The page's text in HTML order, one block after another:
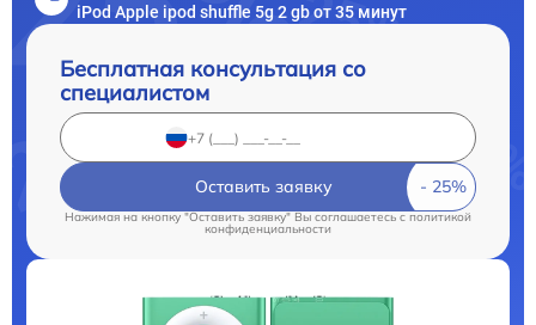
iPod Apple ipod shuffle 5g 2 gb от 35 минут
Бесплатная консультация со
специалистом
Оставить заявку
Нажимая на кнопку "Оставить заявку" Вы соглашаетесь cполитикой
конфиденциальности